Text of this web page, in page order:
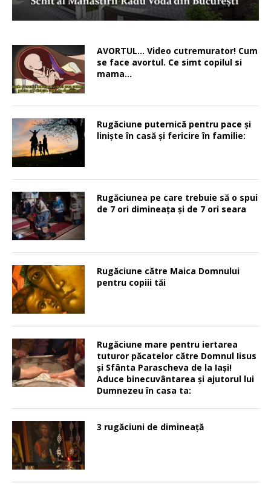
AVORTUL… Video cutremurator! Cum
se face avortul. Ce simt copilul si
mama…
Rugăciune puternică pentru pace şi
linişte în casă şi fericire în familie:
Rugăciunea pe care trebuie să o spui
de 7 ori dimineața și de 7 ori seara
Rugăciune către Maica Domnului
pentru copiii tăi
Rugăciune mare pentru iertarea
tuturor păcatelor către Domnul Iisus
şi Sfânta Parascheva de la Iaşi!
Aduce binecuvântarea şi ajutorul lui
Dumnezeu în casa ta:
3 rugăciuni de dimineață